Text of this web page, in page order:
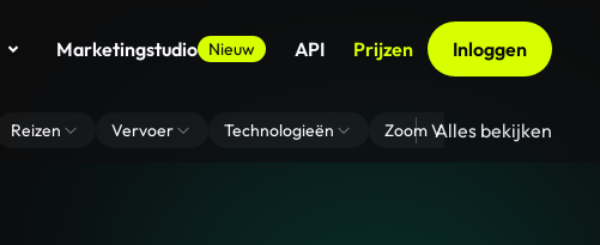
Marketingstudio Nieuw API Prijzen Inloggen
Reizen Vervoer Technologieën Zoom Virtuele
Alles bekijken